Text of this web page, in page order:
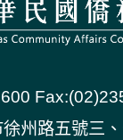
州路五號三